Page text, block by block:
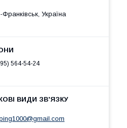
Франківськ, Україна
564-54-24